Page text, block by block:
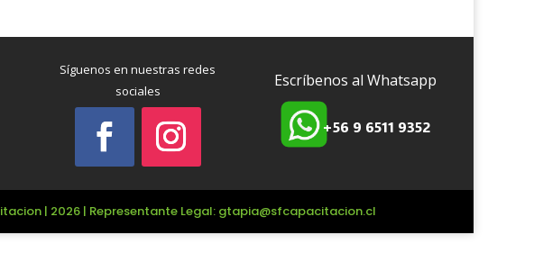
Síguenos en nuestras redes
sociales
Escríbenos al Whatsapp
+56 9 6511 9352
| 2026 | Representante Legal: gtapia@sfcapacitacion.cl